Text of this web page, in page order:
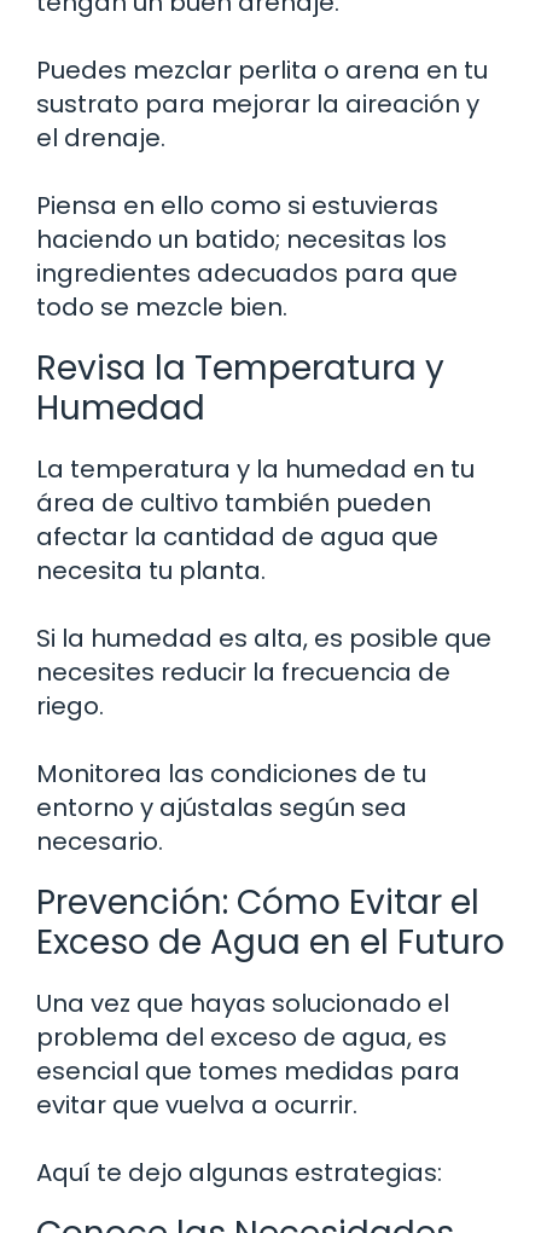
Puedes mezclar perlita o arena en tu
sustrato para mejorar la aireación y
el drenaje.
Piensa en ello como si estuvieras
haciendo un batido; necesitas los
ingredientes adecuados para que
todo se mezcle bien.
Revisa la Temperatura y
Humedad
La temperatura y la humedad en tu
área de cultivo también pueden
afectar la cantidad de agua que
necesita tu planta.
Si la humedad es alta, es posible que
necesites reducir la frecuencia de
riego.
Monitorea las condiciones de tu
entorno y ajústalas según sea
necesario.
Prevención: Cómo Evitar el
Exceso de Agua en el Futuro
Una vez que hayas solucionado el
problema del exceso de agua, es
esencial que tomes medidas para
evitar que vuelva a ocurrir.
Aquí te dejo algunas estrategias: